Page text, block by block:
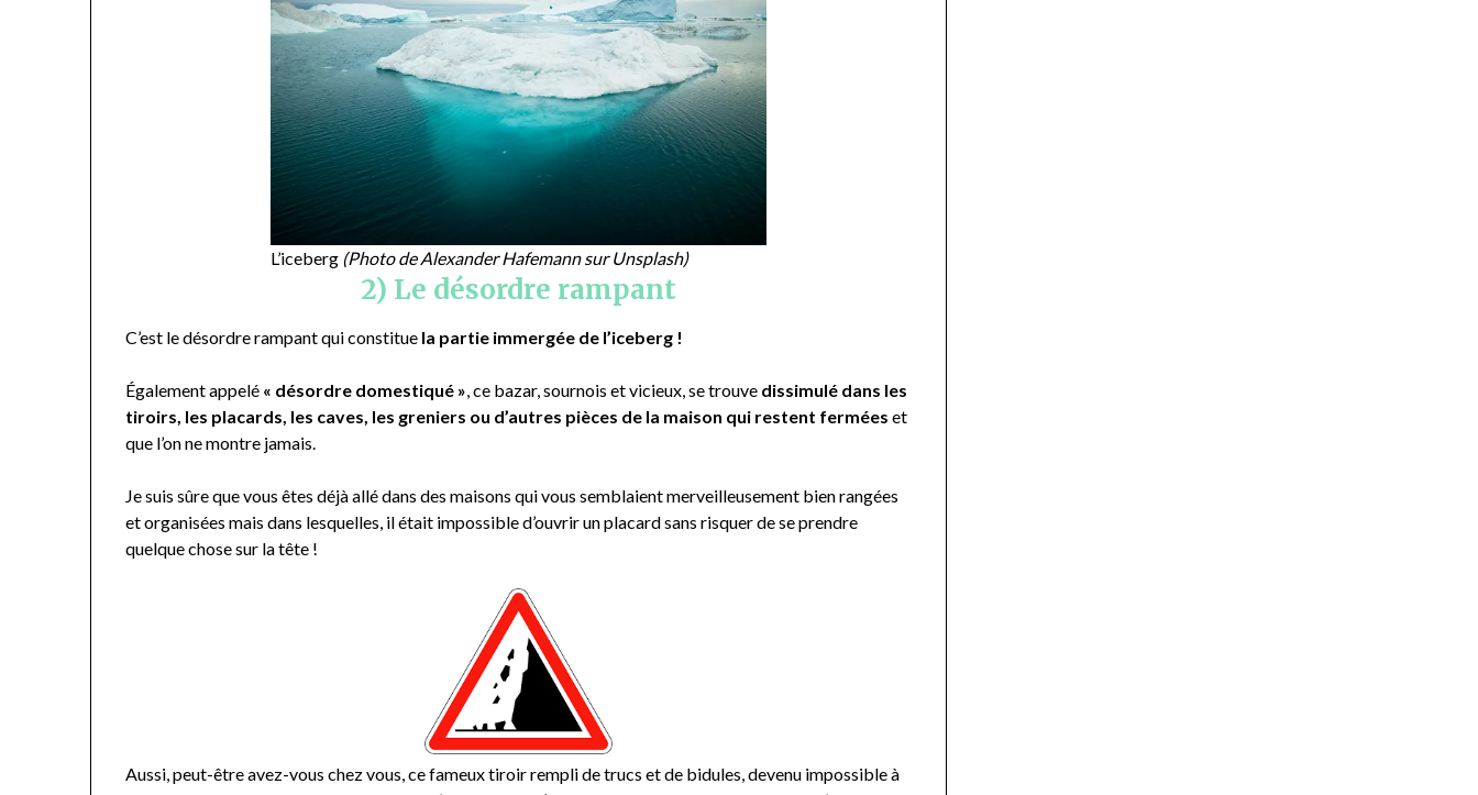
L’iceberg (Photo de Alexander Hafemann sur Unsplash)
2) Le désordre rampant
C’est le désordre rampant qui constitue la partie immergée de l’iceberg !
Également appelé « désordre domestiqué » , ce bazar, sournois et vicieux, se trouve dissimulé dans les
tiroirs, les placards, les caves, les greniers ou d’autres pièces de la maison qui restent fermées et
que l’on ne montre jamais.
Je suis sûre que vous êtes déjà allé dans des maisons qui vous semblaient merveilleusement bien rangées
et organisées mais dans lesquelles, il était impossible d’ouvrir un placard sans risquer de se prendre
quelque chose sur la tête !
Aussi, peut-être avez-vous chez vous, ce fameux tiroir rempli de trucs et de bidules, devenu impossible à